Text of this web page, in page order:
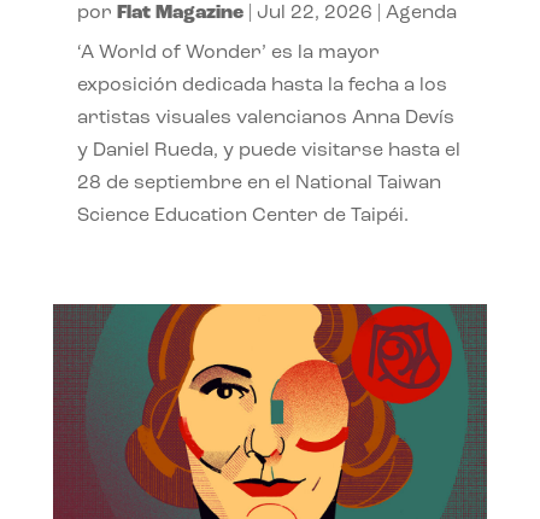
por Flat Magazine| Jul 22, 2026 Agenda
‘A World of Wonder’ es la mayor
exposición dedicada hasta la fecha a los
artistas visuales valencianos Anna Devís
y Daniel Rueda, y puede visitarse hasta el
28 de septiembre en el National Taiwan
Science Education Center de Taipéi.